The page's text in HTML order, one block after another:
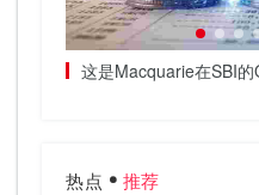
这是Macquarie在SBI
热点 推荐